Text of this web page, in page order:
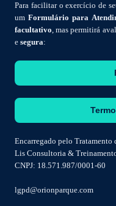
Para facilitar o exercício de
um Formulário para
facultativo, mas permitirá
e segura:
Encarregado pelo Tratamento
Lis Consultoria &
CNPJ: 18.571.987/0001-60
lgpd@orionparque.com